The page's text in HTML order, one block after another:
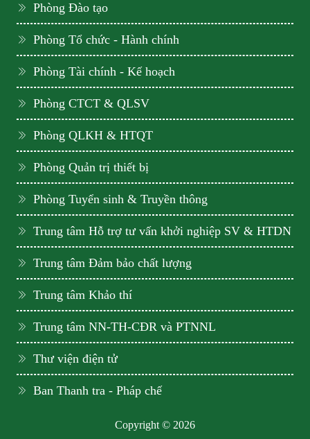
Phòng Đào tạo
Phòng Tổ chức - Hành chính
Phòng Tài chính - Kế hoạch
Phòng CTCT & QLSV
Phòng QLKH & HTQT
Phòng Quản trị thiết bị
Phòng Tuyển sinh & Truyền thông
Trung tâm Hỗ trợ tư vấn khởi nghiệp SV & HTDN
Trung tâm Đảm bảo chất lượng
Trung tâm Khảo thí
Trung tâm NN-TH-CĐR và PTNNL
Thư viện điện tử
Ban Thanh tra - Pháp chế
Copyright © 2026